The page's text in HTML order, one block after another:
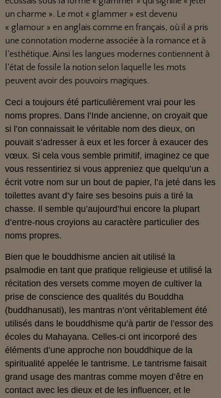
un charme ». Le mot « glammer » est devenu
« glamour » en anglais comme en français, où il a pris
une connotation moderne associée à la romance et à
l’esthétique. Ainsi les langues modernes contiennent à
l’état de fossile la notion selon laquelle les mots
peuvent avoir des pouvoirs magiques.
Ceci a toujours été particulièrement vrai pour les
noms propres. Dans l’Inde ancienne, on croyait que
si l’on connaissait le véritable nom des dieux, on
pouvait s’adresser à eux et les forcer à exaucer des
vœux. Si cela vous semble primitif, imaginez ce que
vous ressentiriez si vous appreniez que quelqu’un a
écrit votre nom sur un bout de papier, l’a jeté dans les
toilettes avant d’y faire ses besoins puis a tiré la
chasse. Il semble qu’aujourd’hui encore la plupart
d’entre-nous croyions au caractère particulier des
noms propres.
Bien que le bouddhisme ancien ait utilisé la
psalmodie en tant que pratique religieuse et utilisé la
récitation des versets comme moyen de cultiver la
prise de conscience des qualités du Bouddha
(buddhanusati), les mantras n’ont véritablement été
utilisés dans le bouddhisme qu’à partir de l’essor des
écoles du Mahayana. Celles-ci ont incorporé des
éléments d’une approche non bouddhique de la
spiritualité appelée le tantrisme. Le tantrisme faisait
grand usage des mantras comme moyen d’être en
contact avec les dieux et de les influencer, et le